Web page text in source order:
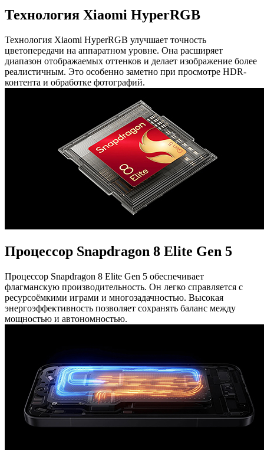
Технология Xiaomi HyperRGB
Технология Xiaomi HyperRGB улучшает точность
цветопередачи на аппаратном уровне. Она расширяет
диапазон отображаемых оттенков и делает изображение более
реалистичным. Это особенно заметно при просмотре HDR-
контента и обработке фотографий.
Процессор Snapdragon 8 Elite Gen 5
Процессор Snapdragon 8 Elite Gen 5 обеспечивает
флагманскую производительность. Он легко справляется с
ресурсоёмкими играми и многозадачностью. Высокая
энергоэффективность позволяет сохранять баланс между
мощностью и автономностью.